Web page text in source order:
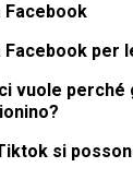
Facebook
per
vuole perché
si